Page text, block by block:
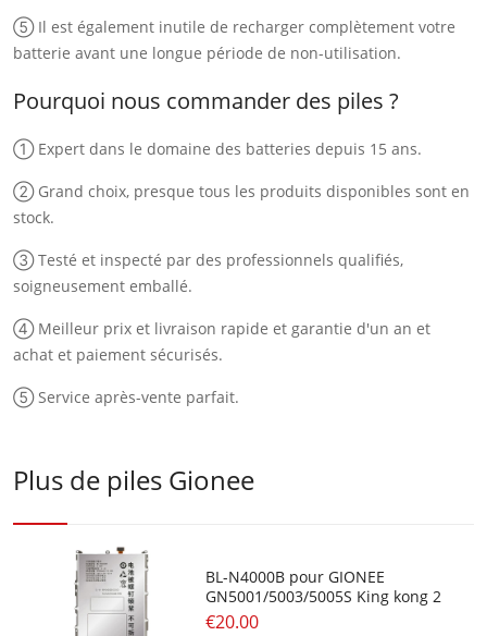
⑤ Il est également inutile de recharger complètement votre
batterie avant une longue période de non-utilisation.
Pourquoi nous commander des piles ?
① Expert dans le domaine des batteries depuis 15 ans.
② Grand choix, presque tous les produits disponibles sont en
stock.
③ Testé et inspecté par des professionnels qualifiés,
soigneusement emballé.
④ Meilleur prix et livraison rapide et garantie d'un an et
achat et paiement sécurisés.
⑤ Service après-vente parfait.
Plus de piles Gionee
BL-N4000B pour GIONEE
GN5001/5003/5005S King kong 2
€20.00